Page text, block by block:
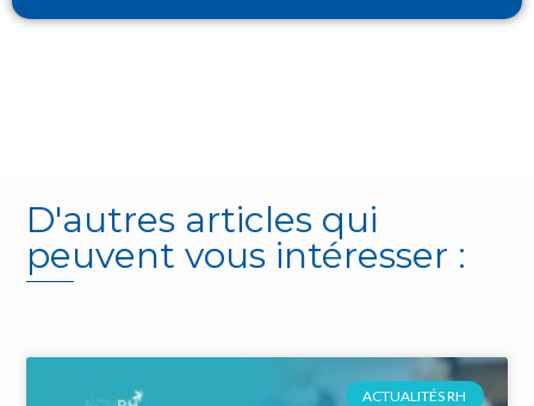
D'autres articles qui
peuvent vous intéresser :
ACTUALITÉS RH